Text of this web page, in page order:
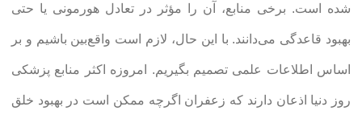
شده است. برخی منابع، آن را مؤثر در تعادل هورمونی یا حتی
بهبود قاعدگی می‌دانند. با این حال، لازم است واقع‌بین باشیم و بر
اساس اطلاعات علمی تصمیم بگیریم. امروزه اکثر منابع پزشکی
روز دنیا اذعان دارند که زعفران اگرچه ممکن است در بهبود خلق